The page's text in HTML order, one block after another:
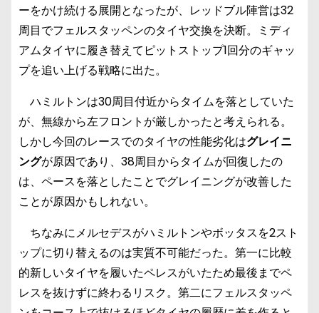
ーをかけ続ける展開となったが、レッドブル陣営は32
周目でフェルスタッペンのタイヤ交換を決断。ミディ
アムタイヤに履き替えてピットストップ1回分のギャッ
プを追い上げる戦略に出た。
ハミルトンは30周目付近からタイムを落としていた
が、無線から左フロントが厳しかったと考えられる。
しかし今回のレースでのタイヤの性能劣化はグレイニ
ングが原因であり、38周目からタイムが回復したの
は、ペースを落としたことでグレイニングが改善した
ことが原因かもしれない。
ちなみにメルセデスがハミルトンやボッタスを2スト
ップに切り替えるのは実質不可能だった。第一に比較
的新しいタイヤを履いたペレスがいたため最後までペ
レスを抜けずに終わるリスク。第二にフェルスタッペ